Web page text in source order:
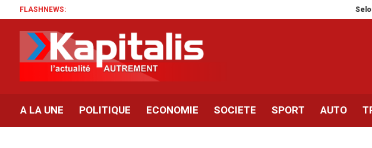
FLASHNEWS: Selon du livre
A LA UNE POLITIQUE ECONOMIE SOCIETE SPORT AUTO